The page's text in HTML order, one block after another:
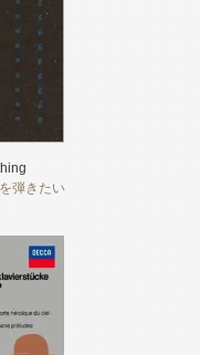
弾きたい